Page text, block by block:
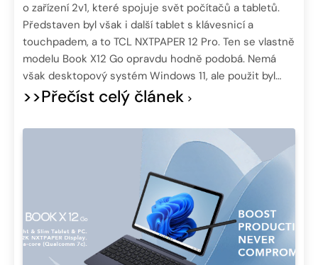
o zařízení 2v1, které spojuje svět počítačů a tabletů.
Představen byl však i další tablet s klávesnicí a
touchpadem, a to TCL NXTPAPER 12 Pro. Ten se vlastně
modelu Book X12 Go opravdu hodně podobá. Nemá
však desktopový systém Windows 11, ale použit byl…
>>Přečíst celý článek